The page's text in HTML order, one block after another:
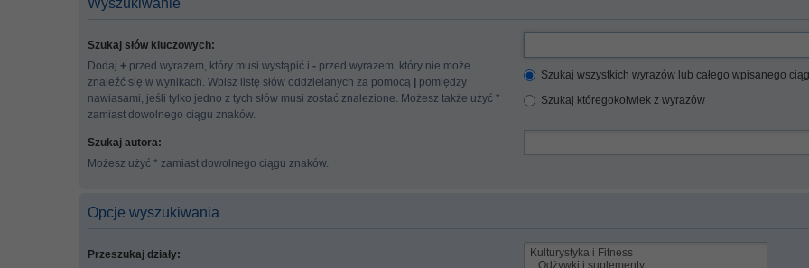
Wyszukiwanie
Szukaj słów kluczowych:
Dodaj + przed wyrazem, który musi wystąpić i - przed wyrazem, który nie może
znaleźć się w wynikach. Wpisz listę słów oddzielanych za pomocą
pomiędzy
nawiasami, jeśli tylko jedno z tych słów musi zostać znalezione. Możesz także użyć *
zamiast dowolnego ciągu znaków.
Szukaj wszystkich wyrazów lub całego wpisanego
Szukaj któregokolwiek z wyrazów
Szukaj autora:
Możesz użyć * zamiast dowolnego ciągu znaków.
Opcje wyszukiwania
Przeszukaj działy: